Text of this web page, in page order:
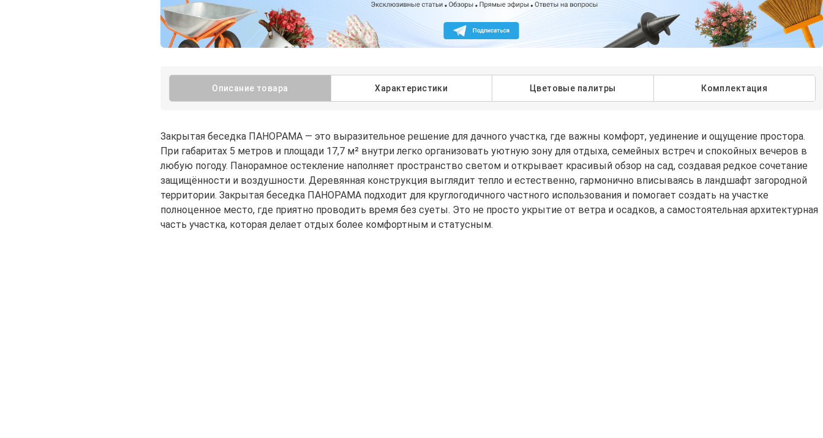
Описание товара Характеристики Цветовые палитры Комплектация
Закрытая беседка ПАНОРАМА — это выразительное решение для дачного участка, где важны комфорт, уединение и ощущение простора.
При габаритах 5 метров и площади 17,7 м² внутри легко организовать уютную зону для отдыха, семейных встреч и спокойных вечеров в
любую погоду. Панорамное остекление наполняет пространство светом и открывает красивый обзор на сад, создавая редкое сочетание
защищённости и воздушности. Деревянная конструкция выглядит тепло и естественно, гармонично вписываясь в ландшафт загородной
территории. Закрытая беседка ПАНОРАМА подходит для круглогодичного частного использования и помогает создать на участке
полноценное место, где приятно проводить время без суеты. Это не просто укрытие от ветра и осадков, а самостоятельная архитектурная
часть участка, которая делает отдых более комфортным и статусным.